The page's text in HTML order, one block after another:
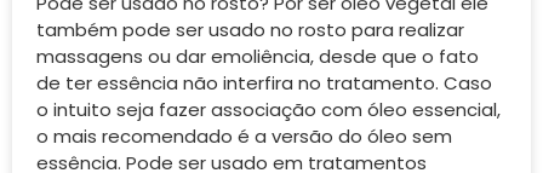
também pode ser usado no rosto para realizar
massagens ou dar emoliência, desde que o fato
de ter essência não interfira no tratamento. Caso
o intuito seja fazer associação com óleo essencial,
o mais recomendado é a versão do óleo sem
essência. Pode ser usado em tratamentos